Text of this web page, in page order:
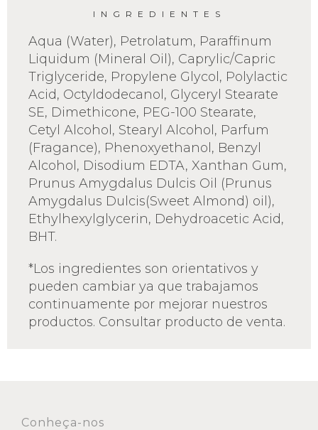
INGREDIENTES
Aqua (Water), Petrolatum, Paraffinum
Liquidum (Mineral Oil), Caprylic/Capric
Triglyceride, Propylene Glycol, Polylactic
Acid, Octyldodecanol, Glyceryl Stearate
SE, Dimethicone, PEG-100 Stearate,
Cetyl Alcohol, Stearyl Alcohol, Parfum
(Fragance), Phenoxyethanol, Benzyl
Alcohol, Disodium EDTA, Xanthan Gum,
Prunus Amygdalus Dulcis Oil (Prunus
Amygdalus Dulcis(Sweet Almond) oil),
Ethylhexylglycerin, Dehydroacetic Acid,
BHT.
*Los ingredientes son orientativos y
pueden cambiar ya que trabajamos
continuamente por mejorar nuestros
productos. Consultar producto de venta.
Conheça-nos